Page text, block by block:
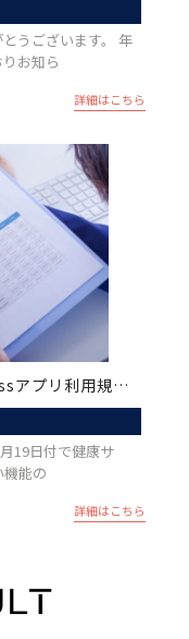
うございます。 年
お知ら
詳細はこちら
iBssプライバシーポリシー及びiBssアプリ利用規約改定のお知らせ
19日付で健康サ
能の
詳細はこちら